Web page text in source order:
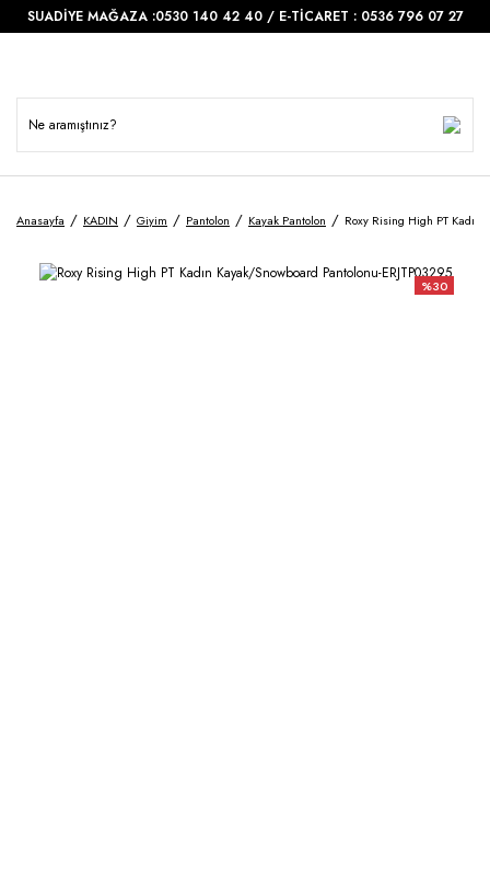
SUADİYE MAĞAZA :0530 140 42 40 / E-TİCARET : 0536 796 07 27
Anasayfa KADIN Giyim Pantolon Kayak Pantolon Roxy Rising High PT Kadın
%30